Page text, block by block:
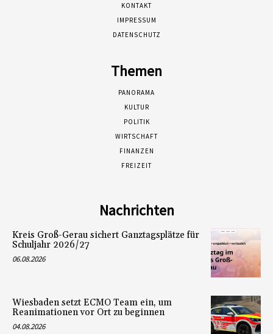
KONTAKT
IMPRESSUM
DATENSCHUTZ
Themen
PANORAMA
KULTUR
POLITIK
WIRTSCHAFT
FINANZEN
FREIZEIT
Nachrichten
Kreis Groß-Gerau sichert Ganztagsplätze für
Schuljahr 2026/27
06.08.2026
Wiesbaden setzt ECMO Team ein, um
Reanimationen vor Ort zu beginnen
04.08.2026